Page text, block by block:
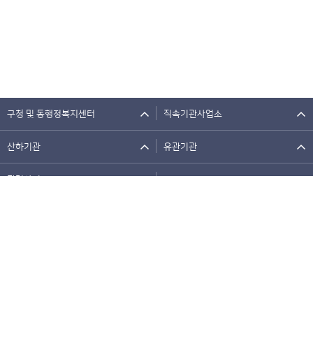
구청 및 동행정복지센터 직속기관사업소
산하기관 유관기관